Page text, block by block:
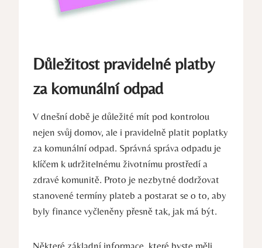
Důležitost pravidelné platby
za komunální odpad
V dnešní době je důležité mít pod kontrolou
nejen svůj domov, ale i pravidelně platit poplatky
za komunální odpad. Správná správa odpadu je
klíčem k udržitelnému životnímu prostředí a
zdravé komunitě. Proto je nezbytné dodržovat
stanovené termíny plateb a postarat se o to, aby
byly finance vyčleněny přesně tak, jak má být.
Některé základní informace, které byste měli